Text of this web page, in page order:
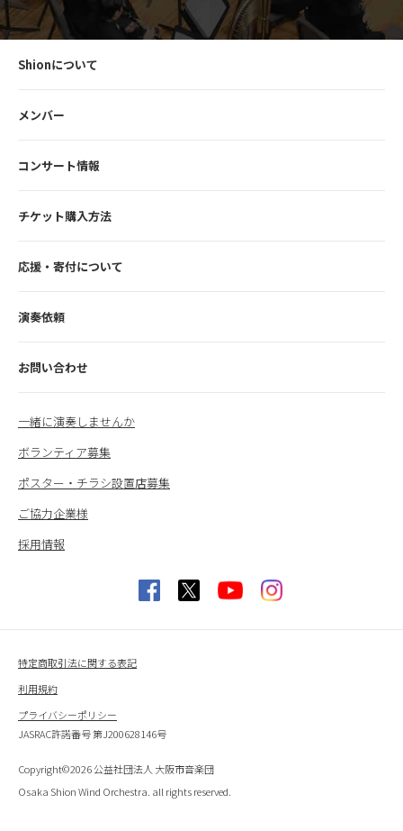
Shionについて
メンバー
コンサート情報
チケット購入方法
応援・寄付について
演奏依頼
お問い合わせ
一緒に演奏しませんか
ボランティア募集
ポスター・チラシ設置店募集
ご協力企業様
採用情報
特定商取引法に関する表記
利用規約
プライバシーポリシー
JASRAC許諾番号 第J200628146号
Copyright©2026 公益社団法人 大阪市音楽団
Osaka Shion Wind Orchestra. all rights reserved.